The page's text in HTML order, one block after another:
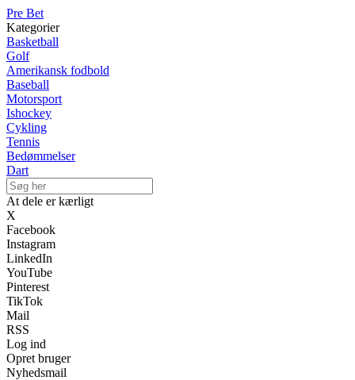
Pre Bet
Kategorier
Basketball
Golf
Amerikansk fodbold
Baseball
Motorsport
Ishockey
Cykling
Tennis
Bedømmelser
Dart
At dele er kærligt
X
Facebook
Instagram
LinkedIn
YouTube
Pinterest
TikTok
Mail
RSS
Log ind
Opret bruger
Nyhedsmail